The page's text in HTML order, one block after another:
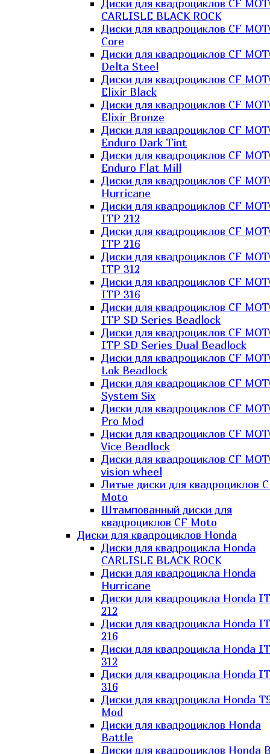
Диски для квадроциклов CF
CARLISLE BLACK ROCK
Диски для квадроциклов CF
Core
Диски для квадроциклов CF
Delta Steel
Диски для квадроциклов CF
Elixir Black
Диски для квадроциклов CF
Elixir Bronze
Диски для квадроциклов CF
Enduro Dark Tint
Диски для квадроциклов CF
Enduro Flat Mill
Диски для квадроциклов CF
Hurricane
Диски для квадроциклов CF
ITP 212
Диски для квадроциклов CF
ITP 216
Диски для квадроциклов CF
ITP 312
Диски для квадроциклов CF
ITP 316
Диски для квадроциклов CF
ITP SD Series Beadlock
Диски для квадроциклов CF
ITP SD Series Dual Beadlock
Диски для квадроциклов CF
Lok Beadlock
Диски для квадроциклов CF
System Six
Диски для квадроциклов CF
Pro Mod
Диски для квадроциклов CF
Vice Beadlock
Диски для квадроциклов CF
vision wheel
Литые диски для квадроциклов
Moto
Штампованный диски для
квадроциклов CF Moto
Диски для квадроциклов Honda
Диски для квадроцикла Honda
CARLISLE BLACK ROCK
Диски для квадроцикла Honda
Hurricane
Диски для квадроцикла Honda
212
Диски для квадроцикла Honda
216
Диски для квадроцикла Honda
312
Диски для квадроцикла Honda
316
Диски для квадроцикла Honda
Mod
Диски для квадроциклов Honda
Battle
Диски для квадроциклов Honda